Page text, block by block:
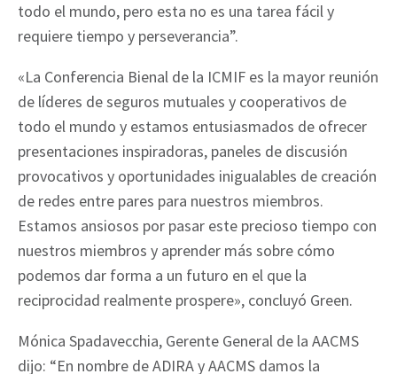
todo el mundo, pero esta no es una tarea fácil y
requiere tiempo y perseverancia”.
«La Conferencia Bienal de la ICMIF es la mayor reunión
de líderes de seguros mutuales y cooperativos de
todo el mundo y estamos entusiasmados de ofrecer
presentaciones inspiradoras, paneles de discusión
provocativos y oportunidades inigualables de creación
de redes entre pares para nuestros miembros.
Estamos ansiosos por pasar este precioso tiempo con
nuestros miembros y aprender más sobre cómo
podemos dar forma a un futuro en el que la
reciprocidad realmente prospere», concluyó Green.
Mónica Spadavecchia, Gerente General de la AACMS
dijo: “En nombre de ADIRA y AACMS damos la